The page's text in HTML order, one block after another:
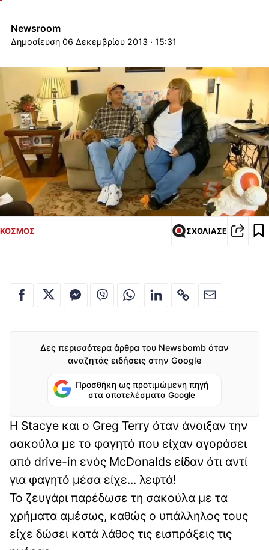
Newsroom
06 Δεκεμβρίου 2013 · 15:31
ΚΟΣΜΟΣ ΣΧΟΛΙΑΣΕ
Δες περισσότερα άρθρα του Newsbomb όταν
αναζητάς ειδήσεις στην Google
Προσθήκη ως προτιμώμενη πηγή
στα αποτελέσματα Google
Η Stacye και ο Greg Terry όταν άνοιξαν την
σακούλα με το φαγητό που είχαν αγοράσει
από drive-in ενός McDonalds είδαν ότι αντί
για φαγητό μέσα είχε... λεφτά!
Το ζευγάρι παρέδωσε τη σακούλα με τα
χρήματα αμέσως, καθώς ο υπάλληλος τους
είχε δώσει κατά λάθος τις εισπράξεις τις